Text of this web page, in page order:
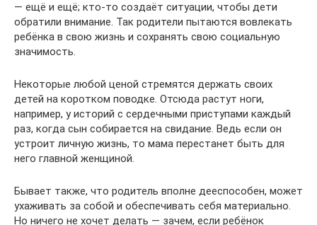
— ещё и ещё; кто‑то создаёт ситуации, чтобы дети
обратили внимание. Так родители пытаются вовлекать
ребёнка в свою жизнь и сохранять свою социальную
значимость.
Некоторые любой ценой стремятся держать своих
детей на коротком поводке. Отсюда растут ноги,
например, у историй с сердечными приступами каждый
раз, когда сын собирается на свидание. Ведь если он
устроит личную жизнь, то мама перестанет быть для
него главной женщиной.
Бывает также, что родитель вполне дееспособен, может
ухаживать за собой и обеспечивать себя материально.
Но ничего не хочет делать — зачем, если ребёнок